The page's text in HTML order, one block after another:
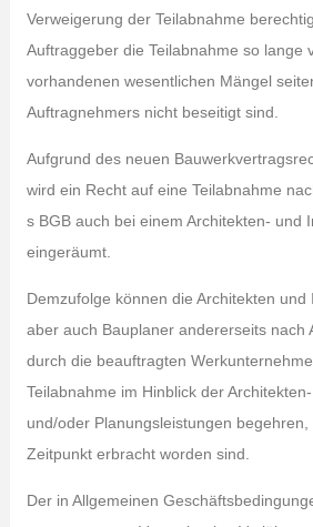
Verweigerung der Teilabnahme
Auftraggeber die Teilabnahme so lange
vorhandenen wesentlichen Mängel
Auftragnehmers nicht beseitigt sind.
Aufgrund des neuen
wird ein Recht auf eine Teilabnahme
s BGB auch bei einem Architekten- und
eingeräumt.
Demzufolge können die Architekten und
aber auch Bauplaner andererseits nach
durch die beauftragten
Teilabnahme im Hinblick der
und/oder Planungsleistungen
Zeitpunkt erbracht worden sind.
Der in Allgemeinen